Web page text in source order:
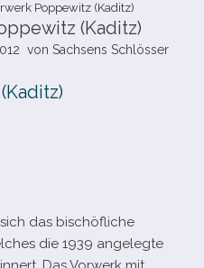
Poppewitz (Kaditz)
(Kaditz)
von Sachsens Schlösser
das bischöf­li­che
die 1939 ange­legte